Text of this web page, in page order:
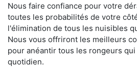
Nous faire confiance pour votre
toutes les probabilités de votre
l'élimination de tous les nuisibles
Nous vous offriront les meilleurs
pour anéantir tous les rongeurs
quotidien.